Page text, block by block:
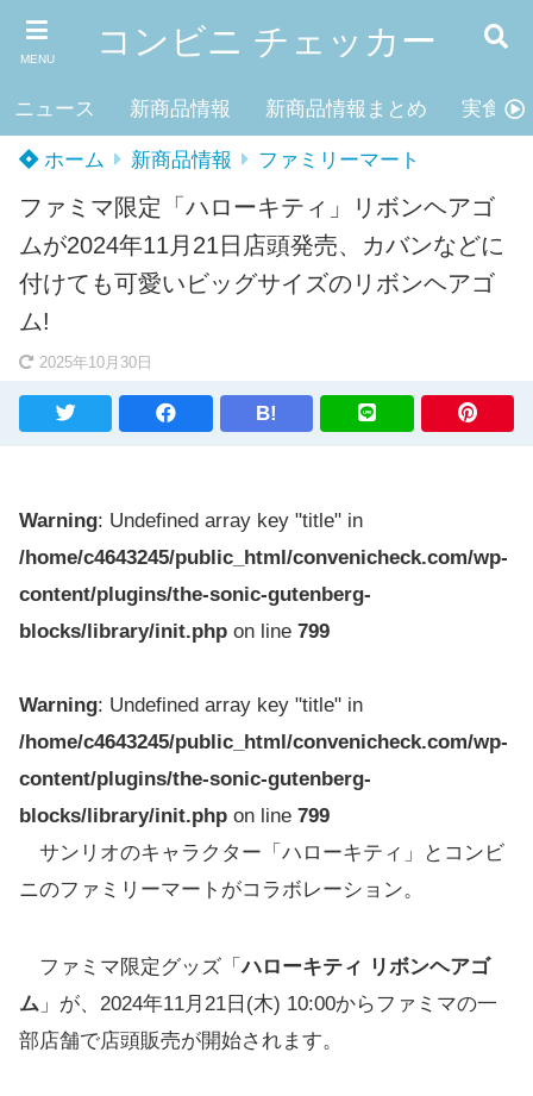
MENU コンビニ チェッカー
ニュース 新商品情報 新商品情報まとめ 実食レ
ホーム 新商品情報 ファミリーマート
ファミマ限定「ハローキティ」リボンヘアゴ
ムが2024年11月21日店頭発売、カバンなどに
付けても可愛いビッグサイズのリボンヘアゴ
ム!
2025年10月30日
B!
Warning: Undefined array key "title" in
/home/c4643245/public_html/convenicheck.com/wp-
content/plugins/the-sonic-gutenberg-
blocks/library/init.php on line 799
Warning: Undefined array key "title" in
/home/c4643245/public_html/convenicheck.com/wp-
content/plugins/the-sonic-gutenberg-
blocks/library/init.php on line 799
サンリオのキャラクター「ハローキティ」とコンビ
ニのファミリーマートがコラボレーション。
ファミマ限定グッズ「ハローキティ リボンヘアゴ
ム 」が、2024年11月21日(木) 10:00からファミマの一
部店舗で店頭販売が開始されます。